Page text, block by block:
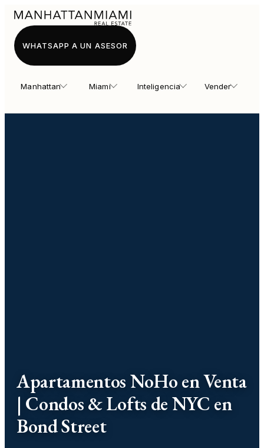
Manhattan Miami Inteligencia Vender
WHATSAPP A UN ASESOR
Apartamentos NoHo en Venta
| Condos & Lofts de NYC en
Bond Street